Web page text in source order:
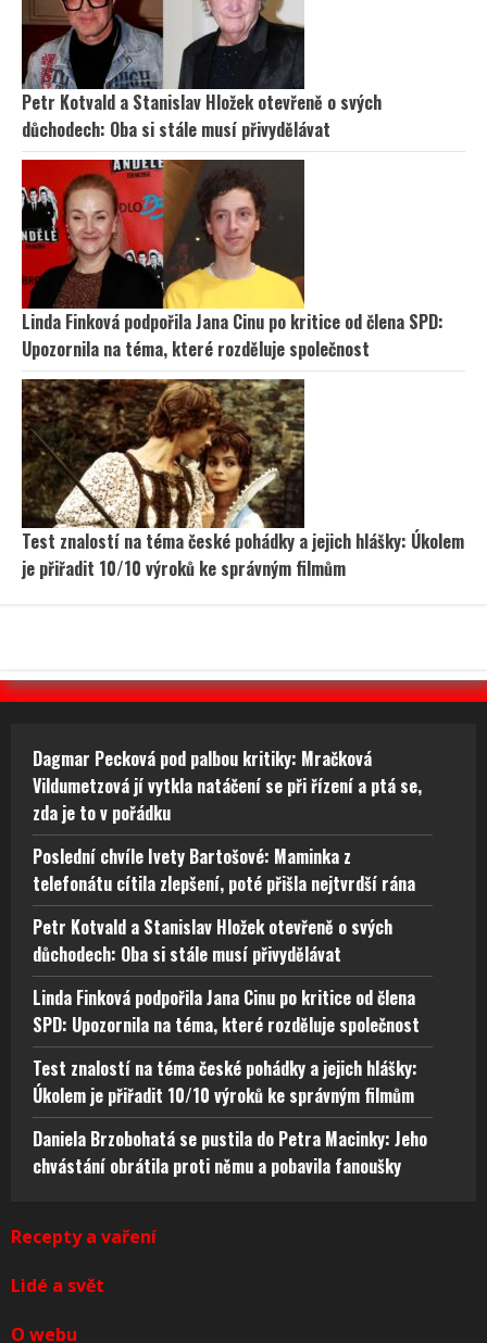
Petr Kotvald a Stanislav Hložek otevřeně o svých
důchodech: Oba si stále musí přivydělávat
Linda Finková podpořila Jana Cinu po kritice od člena SPD:
Upozornila na téma, které rozděluje společnost
Test znalostí na téma české pohádky a jejich hlášky: Úkolem
je přiřadit 10/10 výroků ke správným filmům
Dagmar Pecková pod palbou kritiky: Mračková
Vildumetzová jí vytkla natáčení se při řízení a ptá se,
zda je to v pořádku
Poslední chvíle Ivety Bartošové: Maminka z
telefonátu cítila zlepšení, poté přišla nejtvrdší rána
Petr Kotvald a Stanislav Hložek otevřeně o svých
důchodech: Oba si stále musí přivydělávat
Linda Finková podpořila Jana Cinu po kritice od člena
SPD: Upozornila na téma, které rozděluje společnost
Test znalostí na téma české pohádky a jejich hlášky:
Úkolem je přiřadit 10/10 výroků ke správným filmům
Daniela Brzobohatá se pustila do Petra Macinky: Jeho
chvástání obrátila proti němu a pobavila fanoušky
Recepty a vaření
Lidé a svět
O webu